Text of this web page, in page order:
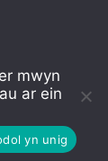
mwyn
ar ein
yn unig